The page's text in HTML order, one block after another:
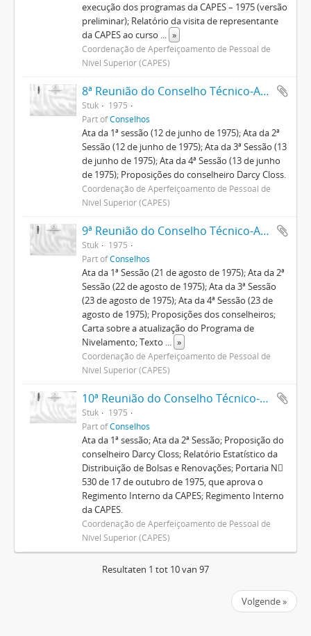
execução dos programas da CAPES – 1975 (versão
preliminar); Relatório da visita de representante
da CAPES ao curso ... »
Coordenação de Aperfeiçoamento de Pessoal de
Nível Superior (CAPES)
8ª Reunião do Conselho Técnico-Administrativo
Stuk
1975
Part ofConselhos
Ata da 1ª sessão (12 de junho de 1975); Ata da 2ª
Sessão (12 de junho de 1975); Ata da 3ª Sessão (13
de junho de 1975); Ata da 4ª Sessão (13 de junho
de 1975); Proposições do conselheiro Darcy Closs.
Coordenação de Aperfeiçoamento de Pessoal de
Nível Superior (CAPES)
9ª Reunião do Conselho Técnico-Administrativo
Stuk
1975
Part ofConselhos
Ata da 1ª Sessão (21 de agosto de 1975); Ata da 2ª
Sessão (22 de agosto de 1975); Ata da 3ª Sessão
(23 de agosto de 1975); Ata da 4ª Sessão (23 de
agosto de 1975); Proposições dos conselheiros;
Carta sobre a atualização do Programa de
Nivelamento; Texto ... »
Coordenação de Aperfeiçoamento de Pessoal de
Nível Superior (CAPES)
10ª Reunião do Conselho Técnico-Administrativo
Stuk
1975
Part ofConselhos
Ata da 1ª sessão; Ata da 2ª Sessão; Proposição do
conselheiro Darcy Closs; Relatório Estatístico da
Distribuição de Bolsas e Renovações; Portaria N
530 de 17 de outubro de 1975, que aprova o
Regimento Interno da CAPES; Regimento Interno
da CAPES.
Coordenação de Aperfeiçoamento de Pessoal de
Nível Superior (CAPES)
Resultaten 1 tot 10 van 97
Volgende »